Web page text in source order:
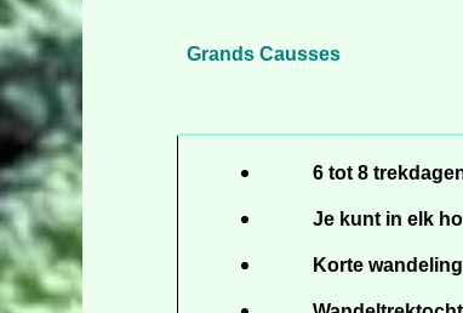
Grands Causses
6 tot 8
Je kunt in elk
Korte